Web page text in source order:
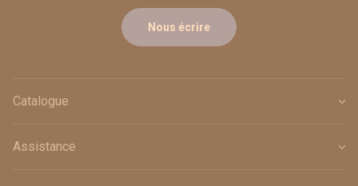
Nous écrire
Catalogue
Assistance